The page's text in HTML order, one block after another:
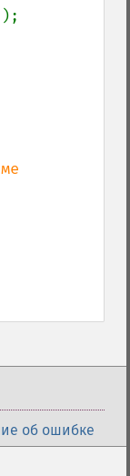
об ошибке